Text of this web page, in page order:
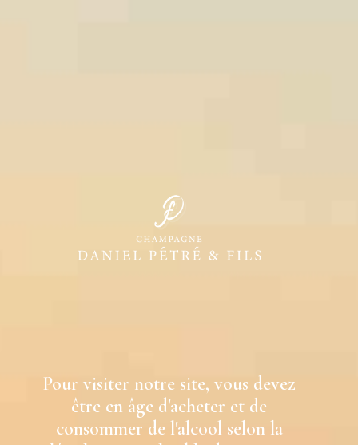
Pour visiter notre site, vous devez
être en âge d'acheter et de
consommer de l'alcool selon la